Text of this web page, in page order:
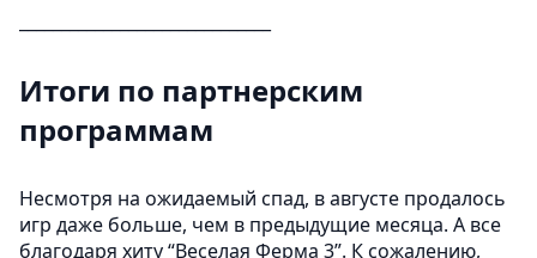
Итоги по партнерским
программам
Несмотря на ожидаемый спад, в августе продалось
игр даже больше, чем в предыдущие месяца. А все
благодаря хиту “Веселая Ферма 3”. К сожалению,